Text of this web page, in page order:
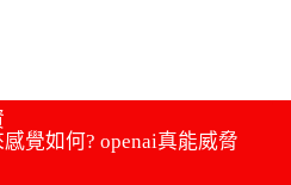
覺如何? openai真能威脅